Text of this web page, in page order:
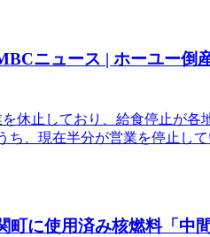
ニュース | ホーユー
休止しており、給食停止が
ち、現在半分が営業を停止し
町に使用済み核燃料「